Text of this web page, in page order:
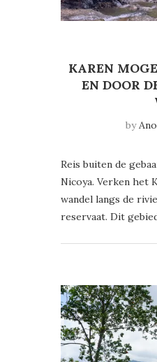
KAREN
EN DOOR
by
Reis buiten de
Nicoya. Verken het
wandel langs de
reservaat. Dit